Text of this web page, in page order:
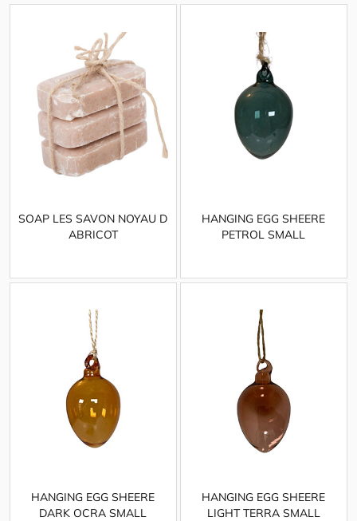
SOAP LES SAVON NOYAU D
ABRICOT
HANGING EGG SHEERE
PETROL SMALL
HANGING EGG SHEERE
DARK OCRA SMALL
HANGING EGG SHEERE
LIGHT TERRA SMALL